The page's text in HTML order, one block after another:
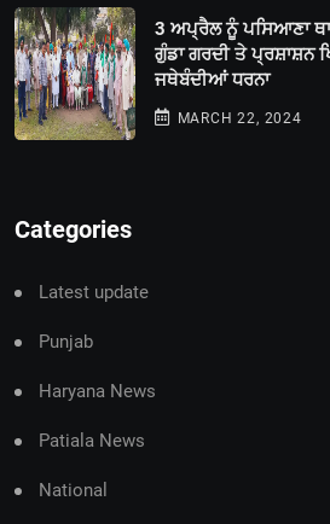
3 ਅਪ੍ਰੈਲ ਨੂੰ ਪਸਿਆਣਾ
ਗੁੰਡਾ ਗਰਦੀ ਤੇ ਪ੍ਰਸ਼ਾਸ਼ਨ
ਜਥੇਬੰਦੀਆਂ ਧਰਨਾ
MARCH 22, 2024
Categories
Latest update
Punjab
Haryana News
Patiala News
National